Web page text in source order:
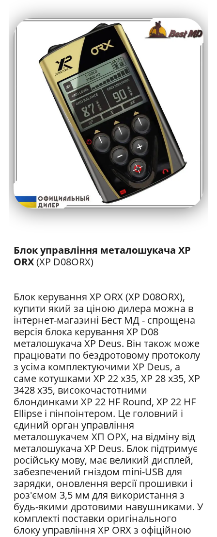
Блок управління металошукача XP
ORX(XP D08ORX)
Блок керування XP ORX (XP D08ORX),
купити який за ціною дилера можна в
інтернет-магазині Бест МД - спрощена
версія блока керування XP D08
металошукача XP Deus. Він також може
працювати по бездротовому протоколу
з усіма комплектуючими XP Deus, а
саме котушками XP 22 x35, XP 28 x35, XP
3428 x35, високочастотними
блондинками XP 22 HF Round, XP 22 HF
Ellipse і пінпоінтером. Це головний і
єдиний орган управління
металошукачем ХП ОРХ, на відміну від
металошукача XP Deus. Блок підтримує
російську мову, має великий дисплей,
забезпечений гніздом mini-USB для
зарядки, оновлення версії прошивки і
роз'ємом 3,5 мм для використання з
будь-якими дротовими навушниками. У
комплекті поставки оригінального
блоку управління XP ORX з офіційною